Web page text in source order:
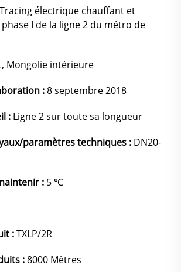
Tracing électrique chauffant et
I de la ligne 2 du métro de
Mongolie intérieure
:8 septembre 2018
: Ligne 2 sur toute sa longueur
paramètres techniques : DN20-
: 5 ℃
:TXLP/2R
:8000 Mètres